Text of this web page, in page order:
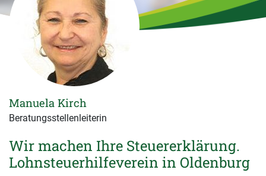
Wir machen Ihre Steuererklärung.
Lohnsteuerhilfeverein in Oldenburg
Manuela Kirch
Beratungsstellenleiterin